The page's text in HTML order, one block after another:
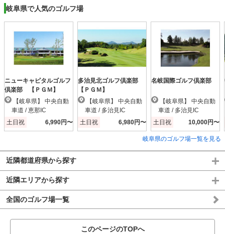
岐阜県で人気のゴルフ場
ニューキャピタルゴルフ
倶楽部 【ＰＧＭ】
車道 / 恵那IC
土日祝
6,990円〜
多治見北ゴルフ倶楽部
【ＰＧＭ】
車道 / 多治見IC
土日祝
6,980円〜
名岐国際ゴルフ倶楽部
車道 / 多治見IC
土日祝
10,000円〜
岐阜県のゴルフ場一覧を見る
近隣都道府県から探す
近隣エリアから探す
全国のゴルフ場一覧
このページのTOPへ